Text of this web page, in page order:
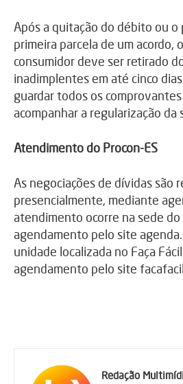
Após a quitação do débito ou o
primeira parcela de um acordo,
consumidor deve ser retirado
inadimplentes em até cinco
guardar todos os
acompanhar a regularização da
Atendimento do Procon-ES
As negociações de dívidas são
presencialmente, mediante
atendimento ocorre na sede do
agendamento pelo site
unidade localizada no Faça
agendamento pelo site
Redação